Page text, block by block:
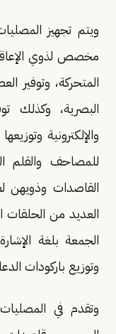
ويتم تجھیز
مخصص لذوي
المتحركة، وتوفیر
البصریة، وكذلك
والإلكترونیة
للمصاحف والقلم
القاصدات وذویھن
العدید من الحلقات
الجمعة بلغة
وتوزیع باركودات
وتقدم في